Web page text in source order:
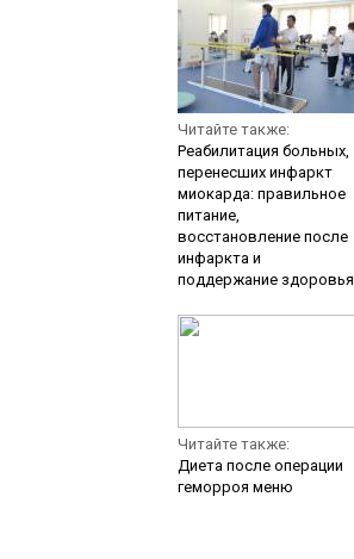
Читайте также:
Реабилитация больных,
перенесших инфаркт
миокарда: правильное
питание,
восстановление после
инфаркта и
поддержание здоровья
Читайте также:
Диета после операции
геморроя меню